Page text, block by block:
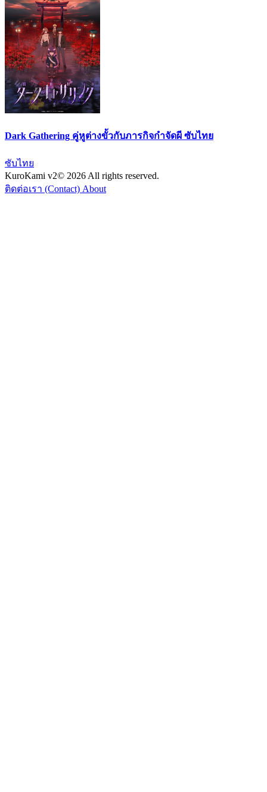
Dark Gathering คู่หูต่างขั้วกับภารกิจกำจัดผี ซับไทย
ซับไทย
KuroKami v2© 2026 All rights reserved.
ติดต่อเรา (Contact) About